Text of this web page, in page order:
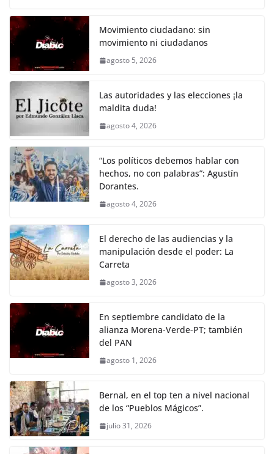
k
c
e
b
o
o
k
itt
er s
A
p
y
Li
k
gr
a
e
Movimiento ciudadano: sin
movimiento ni ciudadanos
agosto 5, 2026
Las autoridades y las elecciones ¡la
maldita duda!
agosto 4, 2026
“Los políticos debemos hablar con
hechos, no con palabras”: Agustín
Dorantes.
agosto 4, 2026
El derecho de las audiencias y la
manipulación desde el poder: La
Carreta
agosto 3, 2026
En septiembre candidato de la
alianza Morena-Verde-PT; también
del PAN
agosto 1, 2026
Bernal, en el top ten a nivel nacional
de los “Pueblos Mágicos”.
julio 31, 2026